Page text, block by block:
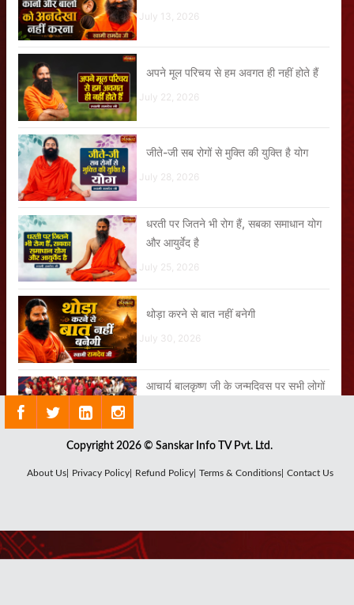
July 13, 2026
अपने मूल परिचय से हम अवगत ही नहीं होते हैं
July 22, 2026
जीते-जी सब रोगों से मुक्ति की युक्ति है योग
July 28, 2026
धरती पर जितने भी रोग हैं, सबका समाधान योग
और आयुर्वेद है
July 25, 2026
थोड़ा करने से बात नहीं बनेगी
July 30, 2026
आचार्य बालकृष्ण जी के जन्मदिवस पर सभी लोगों
यह युवती 13 सालों से Eczema के कारण थी
हे गोविंद हे गोपाल तू हमें संभाल
Copyright 2026 © Sanskar Info TV Pvt. Ltd.
About Us| Privacy Policy| Refund Policy| Terms & Conditions| Contact Us